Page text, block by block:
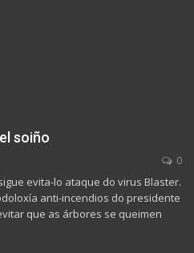
soiño
0
evita-lo ataque do virus Blaster.
anti-incendios do presidente
que as árbores se queimen